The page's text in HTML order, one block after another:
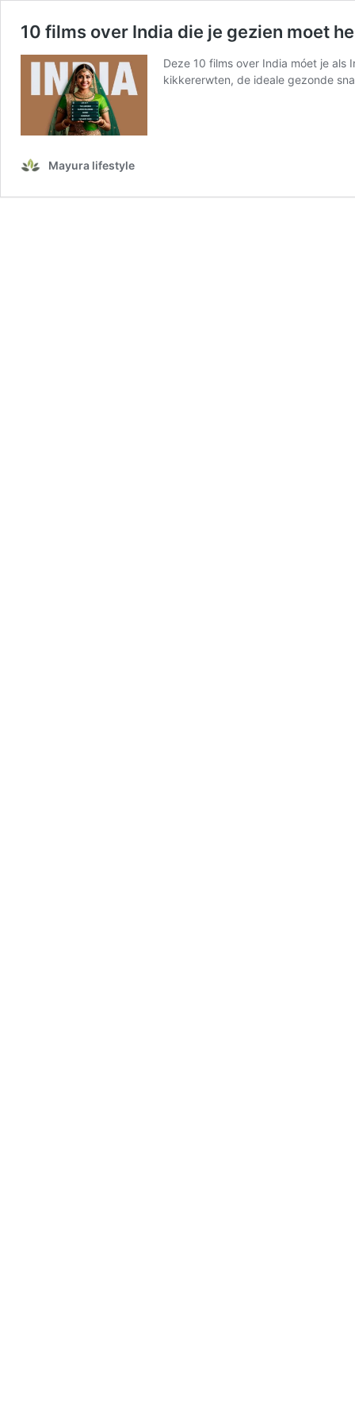
10 films over India die je gezien moet
Deze 10 films over India móet je
kikkererwten, de ideale gezonde
Mayura lifestyle